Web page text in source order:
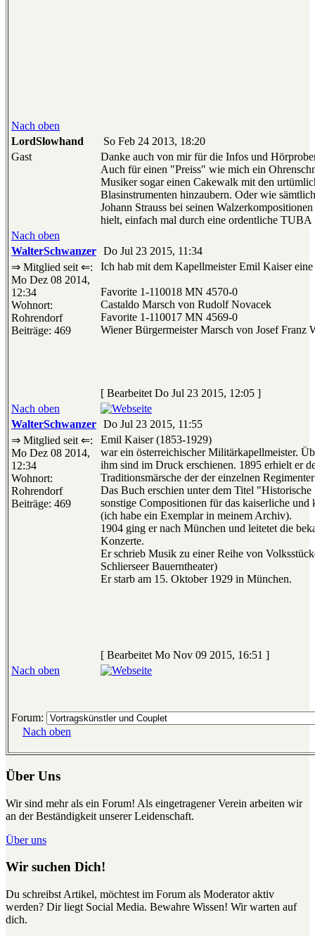
Nach oben
LordSlowhand
So Feb 24 2013, 18:20
Gast
Danke auch von mir für die Infos und
Auch für einen "Preiss" wie mich ein
Musiker sogar einen Cakewalk mit den
Blasinstrumenten hinzaubern. Oder wie
Johann Strauss bei seinen
hielt, einfach mal durch eine ordentliche
Nach oben
WalterSchwanzer Do Jul 23 2015, 11:34
⇒ Mitglied seit ⇐:
Mo Dez 08 2014,
12:34
Wohnort:
Rohrendorf
Beiträge: 469
Ich hab mit dem Kapellmeister Emil Kaiser
Favorite 1-110018 MN 4570-0
Castaldo Marsch von Rudolf Novacek
Favorite 1-110017 MN 4569-0
Wiener Bürgermeister Marsch von Josef Franz
[ Bearbeitet Do Jul 23 2015, 12:05 ]
Nach oben
WalterSchwanzer Do Jul 23 2015, 11:55
⇒ Mitglied seit ⇐:
Mo Dez 08 2014,
12:34
Wohnort:
Rohrendorf
Beiträge: 469
Emil Kaiser (1853-1929)
war ein österreichischer Militärkapellmeister.
ihm sind im Druck erschienen. 1895 erhielt er
Traditionsmärsche der der einzelnen
Das Buch erschien unter dem Titel "Historische
sonstige Compositionen für das kaiserliche
(ich habe ein Exemplar in meinem Archiv).
1904 ging er nach München und leitetet die
Konzerte.
Er schrieb Musik zu einer Reihe von
Schlierseer Bauerntheater)
Er starb am 15. Oktober 1929 in München.
[ Bearbeitet Mo Nov 09 2015, 16:51 ]
Nach oben
Forum:
Nach oben
Über Uns
Wir sind mehr als ein Forum! Als eingetragener Verein arbeiten wir
an der Beständigkeit unserer Leidenschaft.
Über uns
Wir suchen Dich!
Du schreibst Artikel, möchtest im Forum als Moderator aktiv
werden? Dir liegt Social Media. Bewahre Wissen! Wir warten auf
dich.